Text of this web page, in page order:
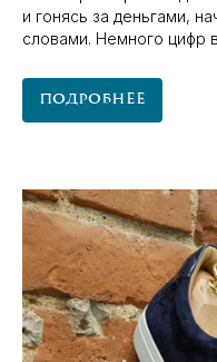
и гонясь за деньгами,
словами. Немного цифр
Подробнее